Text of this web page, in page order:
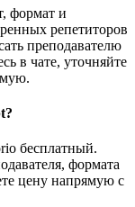
формат и
репетиторов
преподавателю
в чате, уточняйте
бесплатный.
формата
цену напрямую с